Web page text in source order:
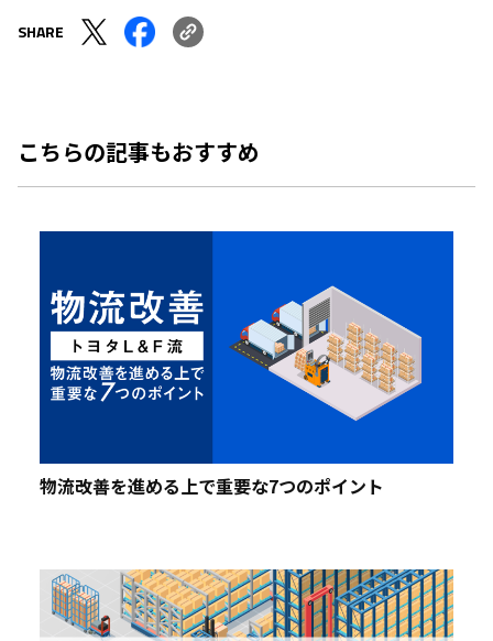
SHARE
こちらの記事もおすすめ
物流改善を進める上で重要な7つのポイント